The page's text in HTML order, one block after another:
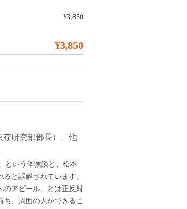
¥3,850
¥3,850
研究部部長）、他
という体験談と、松本
と誤解されています。
のアピール」とは正反対
、周囲の人ができるこ